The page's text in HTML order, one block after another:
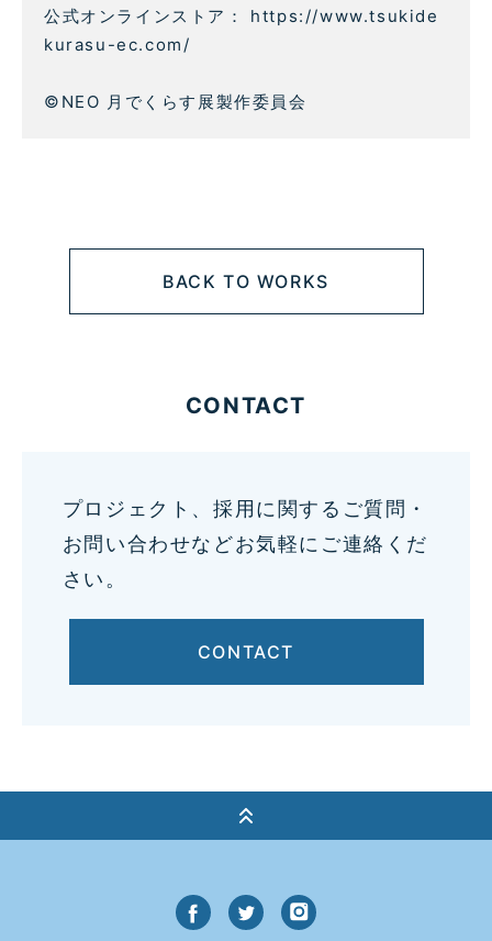
公式オンラインストア： https://www.tsukide
kurasu-ec.com/
©NEO 月でくらす展製作委員会
BACK TO WORKS
CONTACT
プロジェクト、採用に関するご質問・
お問い合わせなどお気軽にご連絡くだ
さい。
CONTACT